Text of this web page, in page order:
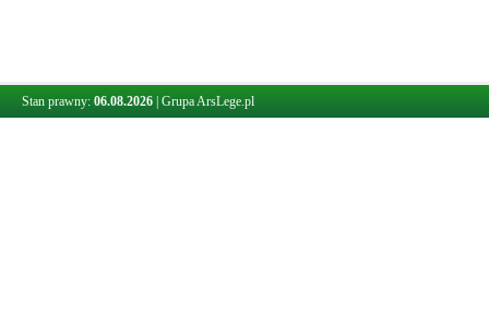
Stan prawny: 06.08.2026 Grupa ArsLege.pl